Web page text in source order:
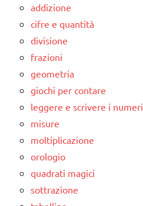
addizione
cifre e quantità
divisione
frazioni
geometria
giochi per contare
leggere e scrivere i numeri
misure
moltiplicazione
orologio
quadrati magici
sottrazione